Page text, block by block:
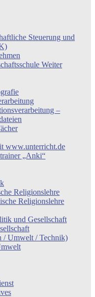
Steuerung und
Weiter
–
www.unterricht.de
„Anki“
Religionslehre
Religionslehre
und Gesellschaft
/ Umwelt / Technik)